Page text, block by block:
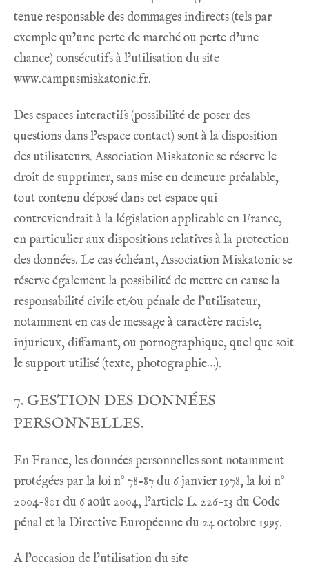
tenue responsable des dommages indirects (tels par
exemple qu’une perte de marché ou perte d’une
chance) consécutifs à l’utilisation du site
www.campusmiskatonic.fr.
Des espaces interactifs (possibilité de poser des
questions dans l’espace contact) sont à la disposition
des utilisateurs. Association Miskatonic se réserve le
droit de supprimer, sans mise en demeure préalable,
tout contenu déposé dans cet espace qui
contreviendrait à la législation applicable en France,
en particulier aux dispositions relatives à la protection
des données. Le cas échéant, Association Miskatonic se
réserve également la possibilité de mettre en cause la
responsabilité civile et/ou pénale de l’utilisateur,
notamment en cas de message à caractère raciste,
injurieux, diffamant, ou pornographique, quel que soit
le support utilisé (texte, photographie…).
7. GESTION DES DONNÉES
PERSONNELLES.
En France, les données personnelles sont notamment
protégées par la loi n° 78-87 du 6 janvier 1978, la loi n°
2004-801 du 6 août 2004, l’article L. 226-13 du Code
pénal et la Directive Européenne du 24 octobre 1995.
A l’occasion de l’utilisation du site